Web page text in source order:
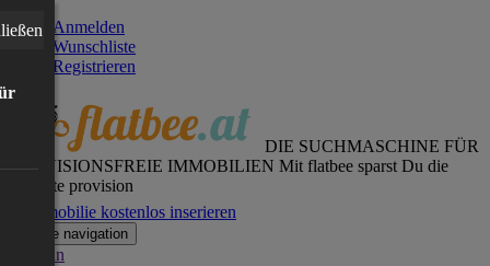
Anmelden
Wunschliste
Registrieren
DIE SUCHMASCHINE FÜR
PROVISIONSFREIE IMMOBILIEN Mit flatbee sparst Du die
gesamte provision
Immobilie kostenlos inserieren
Toggle navigation
German